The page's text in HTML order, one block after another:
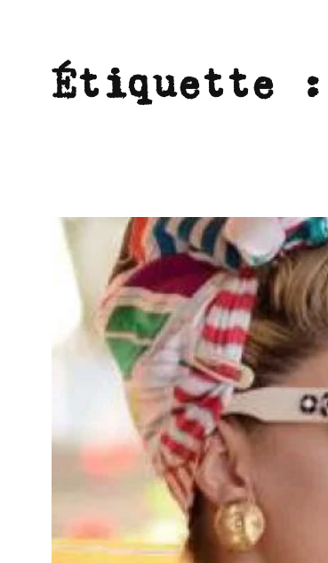
Étiquette :